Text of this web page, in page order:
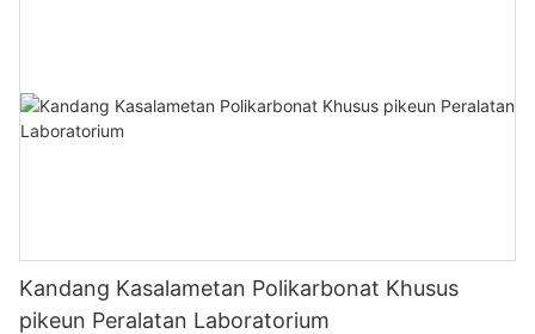
Kandang Kasalametan Polikarbonat Khusus
pikeun Peralatan Laboratorium